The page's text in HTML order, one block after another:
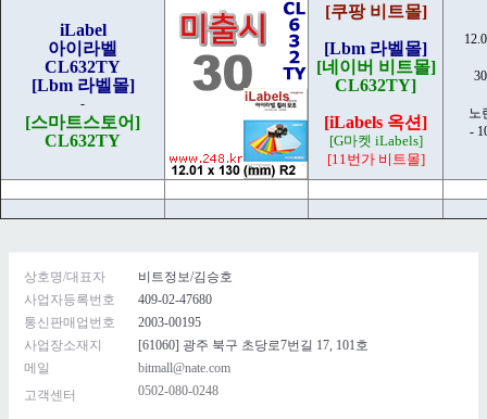
iLabel
아이라벨
CL632TY
[Lbm 라벨몰]
-
[스마트스토어]
CL632TY
[쿠팡 비트몰]
[Lbm 라벨몰]
[네이버 비트몰]
CL632TY]
[iLabels 옥션]
[G마켓 iLabels]
[11번가 비트몰]
노
-
상호명/대표자
비트정보/김승호
사업자등록번호
409-02-47680
통신판매업번호
2003-00195
사업장소재지
[61060] 광주 북구 초당로7번길 17, 101호
메일
bitmall@nate.com
고객센터
0502-080-0248